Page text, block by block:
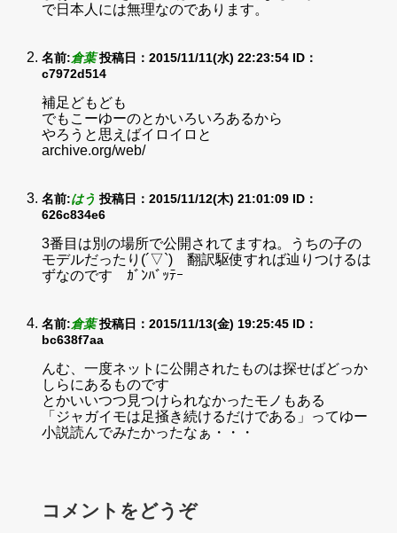
で日本人には無理なのであります。
名前:倉葉 投稿日：2015/11/11(水) 22:23:54 ID：
c7972d514
補足どもども
でもこーゆーのとかいろいろあるから
やろうと思えばイロイロと
archive.org/web/
名前:はう 投稿日：2015/11/12(木) 21:01:09 ID：
626c834e6
3番目は別の場所で公開されてますね。うちの子の
モデルだったり(´▽`) 翻訳駆使すれば辿りつけるは
ずなのです ｶﾞﾝﾊﾞｯﾃｰ
名前:倉葉 投稿日：2015/11/13(金) 19:25:45 ID：
bc638f7aa
んむ、一度ネットに公開されたものは探せばどっか
しらにあるものです
とかいいつつ見つけられなかったモノもある
「ジャガイモは足掻き続けるだけである」ってゆー
小説読んでみたかったなぁ・・・
コメントをどうぞ